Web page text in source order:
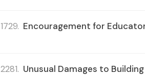
1729. Encouragement for
2281. Unusual Damages to